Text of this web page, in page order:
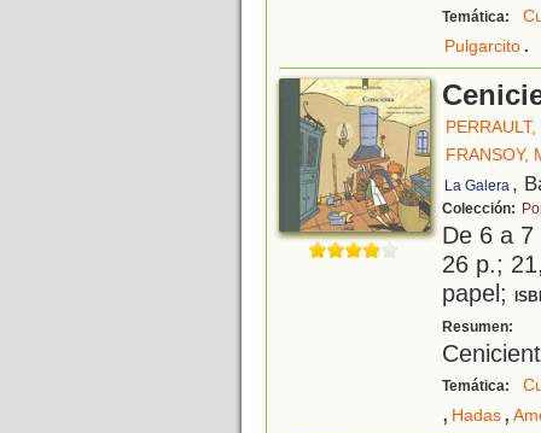
Temática:
Pulgarcito.
FRANSOY,
La Galera ,
Colección:
De 6 a
26 p.;
papel;
Resumen:
Temática:
, Hadas,